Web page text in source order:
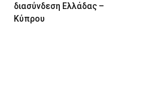
διασύνδεση Ελλάδας –
Κύπρου